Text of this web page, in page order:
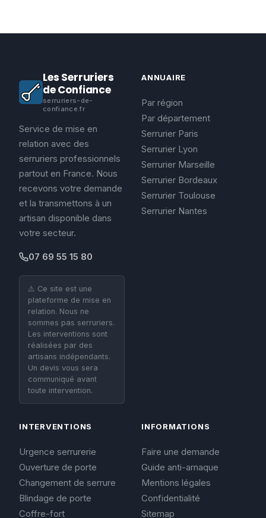
Les Serruriers
de Confiance
serruriers-de-
confiance.fr
Service de mise en
relation avec des
serruriers professionnels
partout en France. Nous
recevons votre demande
et la transmettons à un
artisan disponible dans
votre secteur.
07 69 55 15 80
⚠️ Ce site est une
plateforme de mise en
relation. Nous ne
sommes pas serruriers.
Les interventions sont
réalisées par des
artisans indépendants.
Un devis vous sera
communiqué avant
toute intervention.
ANNUAIRE
Par région
Par département
Serrurier Paris
Serrurier Lyon
Serrurier Marseille
Serrurier Bordeaux
Serrurier Toulouse
Serrurier Nantes
INTERVENTIONS
Urgence serrurerie
Ouverture de porte
Changement de serrure
Blindage de porte
Coffre-fort
INFORMATIONS
Faire une demande
Guide anti-arnaque
Mentions légales
Confidentialité
Sitemap